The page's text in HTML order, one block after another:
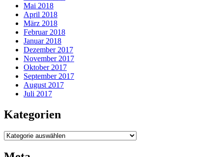
Mai 2018
April 2018
März 2018
Februar 2018
Januar 2018
Dezember 2017
November 2017
Oktober 2017
September 2017
August 2017
Juli 2017
Kategorien
Kategorien